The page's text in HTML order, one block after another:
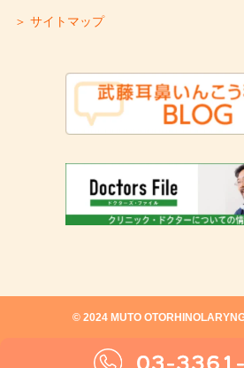
＞ サイトマップ
©︎ 2024 MUTO